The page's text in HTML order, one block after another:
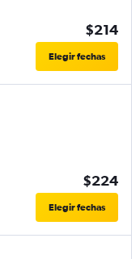
$214
Elegir fechas
$224
Elegir fechas